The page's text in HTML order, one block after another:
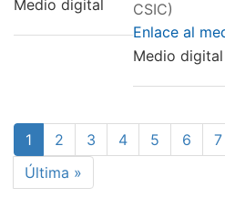
Medio digital
CSIC)
Enlace al
Medio digital
Paginación
Página
actual
1 Page
2 Page
3 Page
4 Page
5 Page
6 7
Última
página
Última »